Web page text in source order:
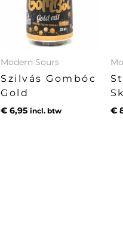
Modern Sours
Szilvás Gombóc
Gold
€ 6,95 incl. btw €